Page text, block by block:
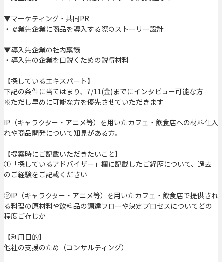
▼マーケティング・共同PR
・協業先企業に商品を導入する際のストーリー設計
▼導入先企業の社内稟議
・導入先の企業を口説くための説得材料
【探しているエキスパート】
下記の条件に当てはまり、7/11(金)までにインタビュー可能な方
※ただし早めに可能な方を優先させていただきます
IP（キャラクター・アニメ等）を用いたカフェ・飲食店への材料仕入
れや商品開発について知見がある方。
【提案時にご記載いただきたいこと】
①「探しているアドバイザー」欄に記載したご経歴について、過去
のご経験をご記載ください
②IP（キャラクター・アニメ等）を用いたカフェ・飲食店で提供され
る料理の原材料や飲料品の調達フローや決定プロセスについてどの
程度ご存じか
【利用目的】
他社の支援のため（コンサルティング）